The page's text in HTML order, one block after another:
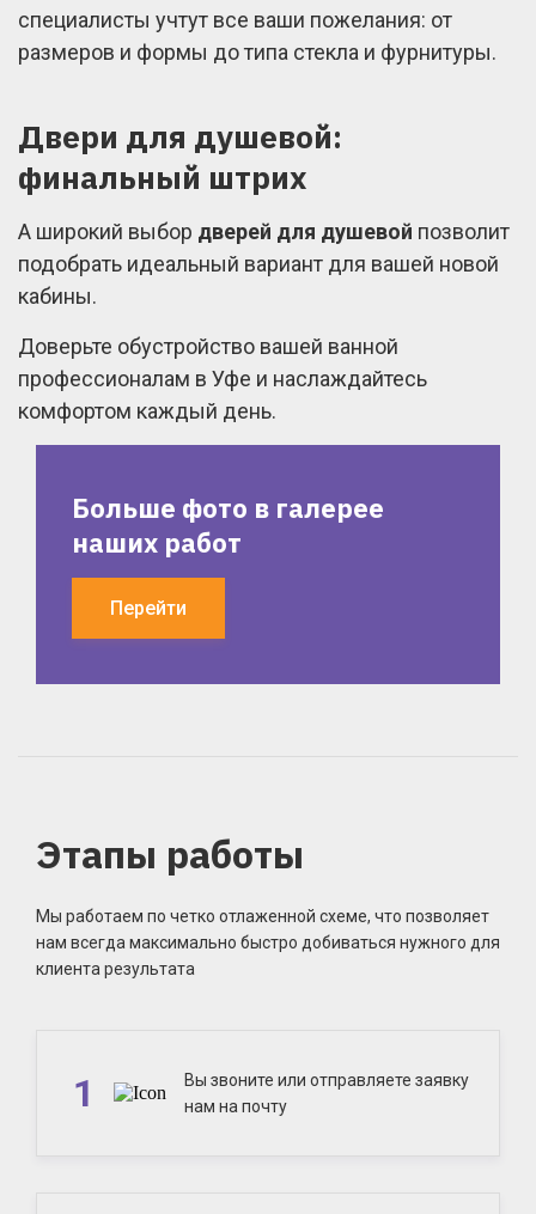
специалисты учтут все ваши пожелания: от
размеров и формы до типа стекла и фурнитуры.
Двери для душевой:
финальный штрих
А широкий выбор дверей для душевой позволит
подобрать идеальный вариант для вашей новой
кабины.
Доверьте обустройство вашей ванной
профессионалам в Уфе и наслаждайтесь
комфортом каждый день.
Больше фото в галерее
наших работ
Перейти
Этапы работы
Мы работаем по четко отлаженной схеме, что позволяет
нам всегда максимально быстро добиваться нужного для
клиента результата
1
Вы звоните или отправляете заявку
нам на почту